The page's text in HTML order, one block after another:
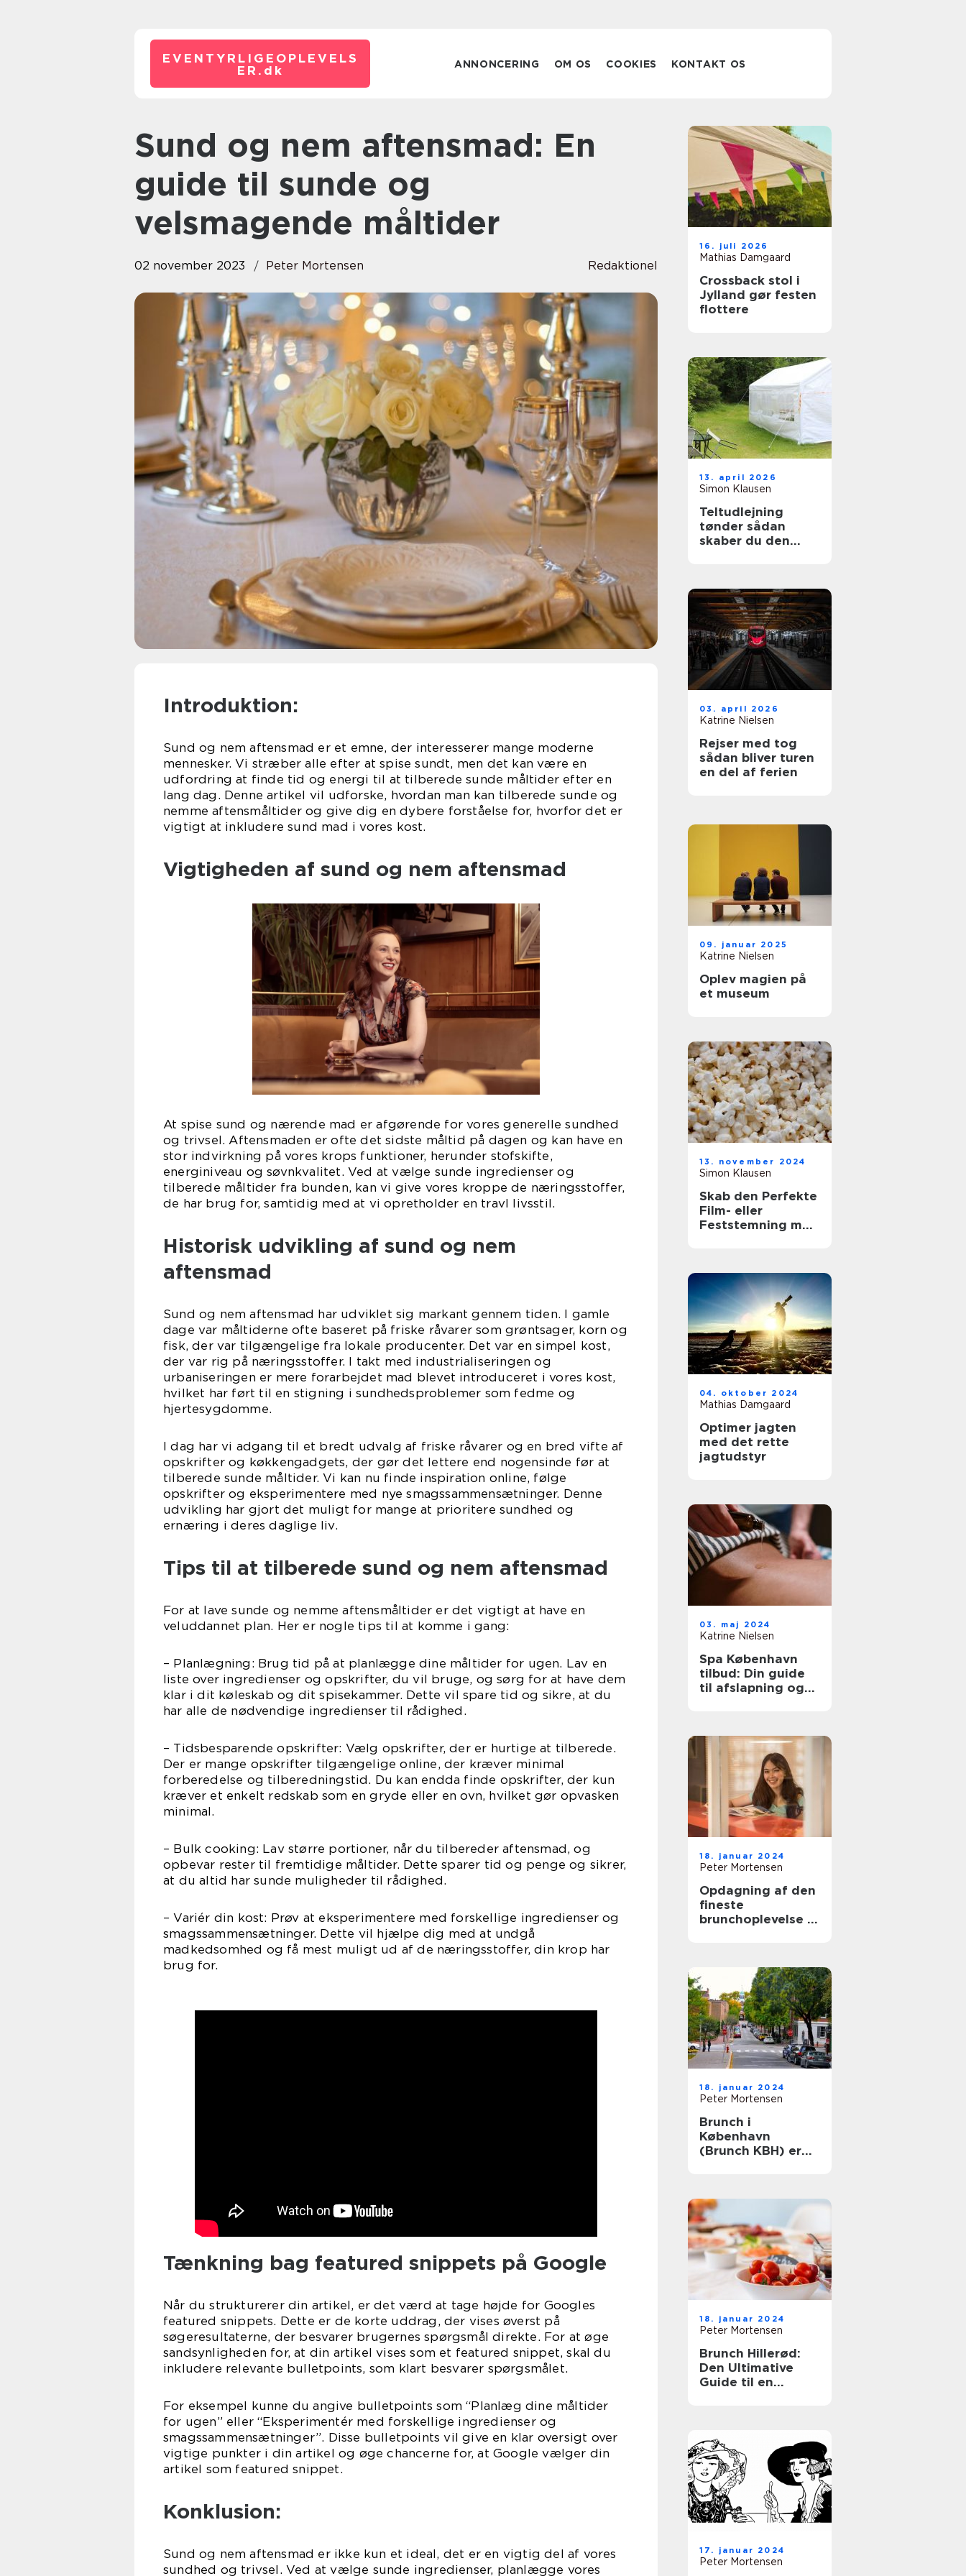
EVENTYRLIGEOPLEVELS
ER. dk ANNONCERING OM OS COOKIES KONTAKT OS
Sund og nem aftensmad: En
guide til sunde og
velsmagende måltider
02 november 2023 Peter Mortensen Redaktionel
Introduktion:
Sund og nem aftensmad er et emne, der interesserer mange moderne
mennesker. Vi stræber alle efter at spise sundt, men det kan være en
udfordring at finde tid og energi til at tilberede sunde måltider efter en
lang dag. Denne artikel vil udforske, hvordan man kan tilberede sunde og
nemme aftensmåltider og give dig en dybere forståelse for, hvorfor det er
vigtigt at inkludere sund mad i vores kost.
Vigtigheden af sund og nem aftensmad
At spise sund og nærende mad er afgørende for vores generelle sundhed
og trivsel. Aftensmaden er ofte det sidste måltid på dagen og kan have en
stor indvirkning på vores krops funktioner, herunder stofskifte,
energiniveau og søvnkvalitet. Ved at vælge sunde ingredienser og
tilberede måltider fra bunden, kan vi give vores kroppe de næringsstoffer,
de har brug for, samtidig med at vi opretholder en travl livsstil.
Historisk udvikling af sund og nem
aftensmad
Sund og nem aftensmad har udviklet sig markant gennem tiden. I gamle
dage var måltiderne ofte baseret på friske råvarer som grøntsager, korn og
fisk, der var tilgængelige fra lokale producenter. Det var en simpel kost,
der var rig på næringsstoffer. I takt med industrialiseringen og
urbaniseringen er mere forarbejdet mad blevet introduceret i vores kost,
hvilket har ført til en stigning i sundhedsproblemer som fedme og
hjertesygdomme.
I dag har vi adgang til et bredt udvalg af friske råvarer og en bred vifte af
opskrifter og køkkengadgets, der gør det lettere end nogensinde før at
tilberede sunde måltider. Vi kan nu finde inspiration online, følge
opskrifter og eksperimentere med nye smagssammensætninger. Denne
udvikling har gjort det muligt for mange at prioritere sundhed og
ernæring i deres daglige liv.
Tips til at tilberede sund og nem aftensmad
For at lave sunde og nemme aftensmåltider er det vigtigt at have en
veluddannet plan. Her er nogle tips til at komme i gang:
– Planlægning: Brug tid på at planlægge dine måltider for ugen. Lav en
liste over ingredienser og opskrifter, du vil bruge, og sørg for at have dem
klar i dit køleskab og dit spisekammer. Dette vil spare tid og sikre, at du
har alle de nødvendige ingredienser til rådighed.
– Tidsbesparende opskrifter: Vælg opskrifter, der er hurtige at tilberede.
Der er mange opskrifter tilgængelige online, der kræver minimal
forberedelse og tilberedningstid. Du kan endda finde opskrifter, der kun
kræver et enkelt redskab som en gryde eller en ovn, hvilket gør opvasken
minimal.
– Bulk cooking: Lav større portioner, når du tilbereder aftensmad, og
opbevar rester til fremtidige måltider. Dette sparer tid og penge og sikrer,
at du altid har sunde muligheder til rådighed.
– Variér din kost: Prøv at eksperimentere med forskellige ingredienser og
smagssammensætninger. Dette vil hjælpe dig med at undgå
madkedsomhed og få mest muligt ud af de næringsstoffer, din krop har
brug for.
Tænkning bag featured snippets på Google
Når du strukturerer din artikel, er det værd at tage højde for Googles
featured snippets. Dette er de korte uddrag, der vises øverst på
søgeresultaterne, der besvarer brugernes spørgsmål direkte. For at øge
sandsynligheden for, at din artikel vises som et featured snippet, skal du
inkludere relevante bulletpoints, som klart besvarer spørgsmålet.
For eksempel kunne du angive bulletpoints som “Planlæg dine måltider
for ugen” eller “Eksperimentér med forskellige ingredienser og
smagssammensætninger”. Disse bulletpoints vil give en klar oversigt over
vigtige punkter i din artikel og øge chancerne for, at Google vælger din
artikel som featured snippet.
Konklusion:
Sund og nem aftensmad er ikke kun et ideal, det er en vigtig del af vores
sundhed og trivsel. Ved at vælge sunde ingredienser, planlægge vores
16. juli 2026
Mathias Damgaard
Crossback stol i
Jylland gør festen
flottere
13. april 2026
Simon Klausen
Teltudlejning
tønder sådan
skaber du den
03. april 2026
Katrine Nielsen
Rejser med tog
sådan bliver turen
en del af ferien
09. januar 2025
Katrine Nielsen
Oplev magien på
et museum
13. november 2024
Simon Klausen
Skab den Perfekte
Film- eller
Feststemning med
04. oktober 2024
Mathias Damgaard
Optimer jagten
med det rette
jagtudstyr
03. maj 2024
Katrine Nielsen
Spa København
tilbud: Din guide
til afslapning og
18. januar 2024
Peter Mortensen
Opdagning af den
fineste
brunchoplevelse i
18. januar 2024
Peter Mortensen
Brunch i
København
(Brunch KBH) er
mennesker i
hovedstaden
18. januar 2024
Peter Mortensen
Brunch Hillerød:
Den Ultimative
Guide til en
17. januar 2024
Peter Mortensen